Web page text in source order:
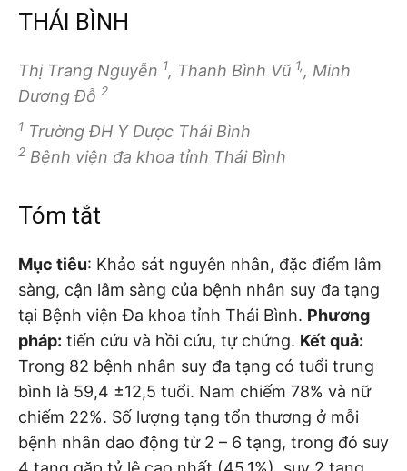
THÁI BÌNH
Thị Trang Nguyễn 1, Thanh Bình Vũ 1,, Minh
Dương Đỗ 2
1 Trường ĐH Y Dược Thái Bình
2 Bệnh viện đa khoa tỉnh Thái Bình
Tóm tắt
Mục tiêu: Khảo sát nguyên nhân, đặc điểm lâm
sàng, cận lâm sàng của bệnh nhân suy đa tạng
tại Bệnh viện Đa khoa tỉnh Thái Bình. Phương
pháp: tiến cứu và hồi cứu, tự chứng. Kết quả:
Trong 82 bệnh nhân suy đa tạng có tuổi trung
bình là 59,4 ±12,5 tuổi. Nam chiếm 78% và nữ
chiếm 22%. Số lượng tạng tổn thương ở mỗi
bệnh nhân dao động từ 2 – 6 tạng, trong đó suy